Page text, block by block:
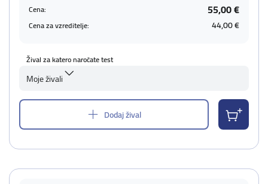
Cena: 55,00 €
Cena za vzreditelje: 44,00 €
Žival za katero naročate test
Moje živali
Dodaj žival